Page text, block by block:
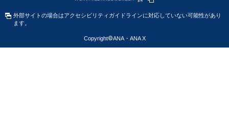
外部サイトの場合はアクセシビリティガイドラインに対応していない可能性があり
ます。
Copyright©ANA・ANA X